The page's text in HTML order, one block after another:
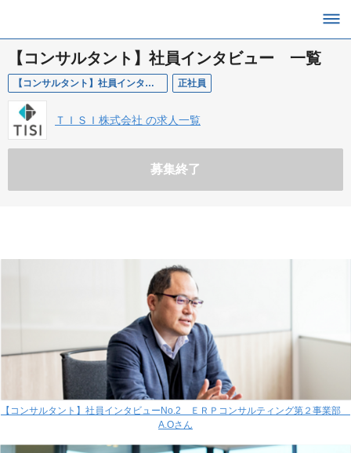
【コンサルタント】社員インタビュー 一覧
【コンサルタント】社員インタビュー 一覧 正社員
ＴＩＳＩ株式会社 の求人一覧
募集終了
【コンサルタント】社員インタビューNo.2 ＥＲＰコンサルティング第２事業部
A.Oさん